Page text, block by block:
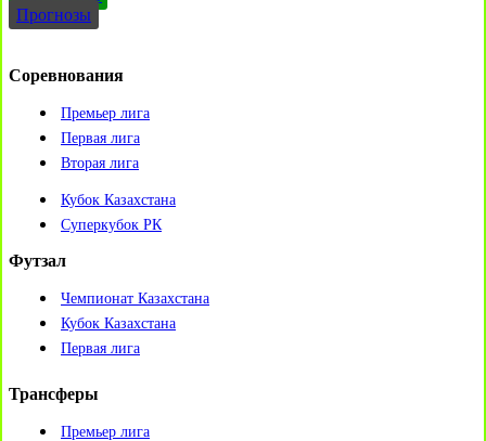
Прогнозы
Соревнования
Премьер лига
Первая лига
Вторая лига
Кубок Казахстана
Суперкубок РК
Футзал
Чемпионат Казахстана
Кубок Казахстана
Первая лига
Трансферы
Премьер лига